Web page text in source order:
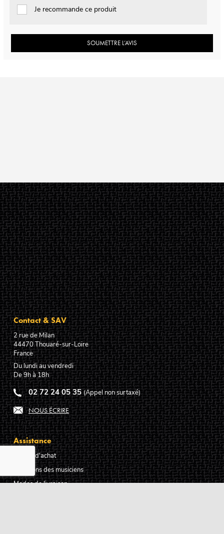
Je recommande ce produit
SOUMETTRE L’AVIS
Contact & SAV
2 rue de Milan
44470Thouaré-sur-Loire
France
Du lundi au vendredi
De 9h à 18h
02 72 24 05 35 (Appel non surtaxé)
NOUS ÉCRIRE
Assistance
Guides d'achat
Questions des musiciens
Modes de livraison